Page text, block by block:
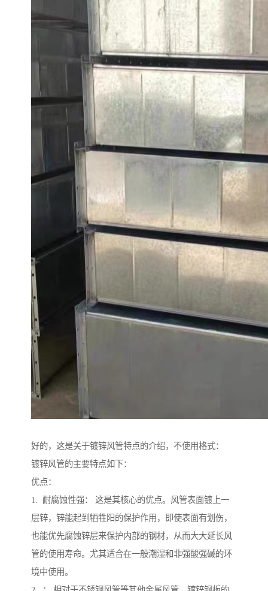
好的，这是关于镀锌风管特点的介绍，不使用格式：
镀锌风管的主要特点如下：
优点：
1. 耐腐蚀性强： 这是其核心的优点。风管表面镀上一
层锌，锌能起到牺牲阳的保护作用，即使表面有划伤，
也能优先腐蚀锌层来保护内部的钢材，从而大大延长风
管的使用寿命。尤其适合在一般潮湿和非强酸强碱的环
境中使用。